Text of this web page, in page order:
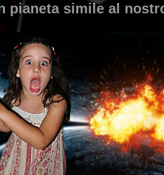
pianeta simile al